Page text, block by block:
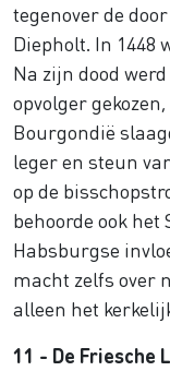
tegenover de
Diepholt. In 1448
Na zijn dood
opvolger
Bourgondië
leger en steun
op de
behoorde ook
Habsburgse
macht zelfs over
alleen het
11 - De Friesche